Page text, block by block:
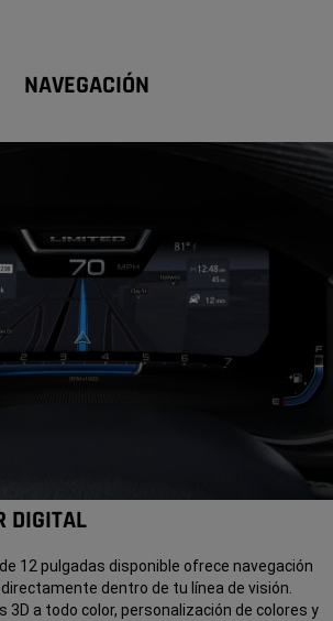
NAVEGACIÓN
DIGITAL
12 pulgadas disponible ofrece navegación
dentro de tu línea de visión.
3D a todo color, personalización de colores y